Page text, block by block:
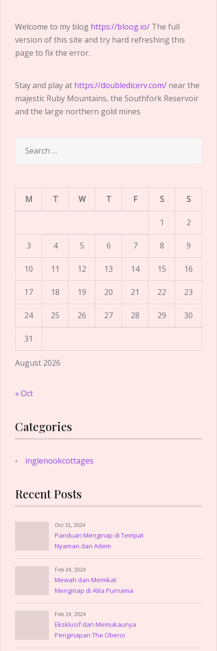
Welcome to my blog https://bloog.io/ The full
version of this site and try hard refreshing this
page to fix the error.
Stay and play at https://doubledicerv.com/ near the
majestic Ruby Mountains, the Southfork Reservoir
and the large northern gold mines
for:
August 2026
M T W T F S S
1 2
3 4 5 6 7 8 9
10 11 12 13 14 15 16
17 18 19 20 21 22 23
24 25 26 27 28 29 30
31
« Oct
Categories
inglenookcottages
Recent Posts
Oct 31, 2024
Panduan Menginap di Tempat
Nyaman dan Adem
Feb 24, 2024
Mewah dan Memikat
Menginap di Alila Purnama
Feb 24, 2024
Eksklusif dan Memukaunya
Penginapan The Oberoi
Lombok